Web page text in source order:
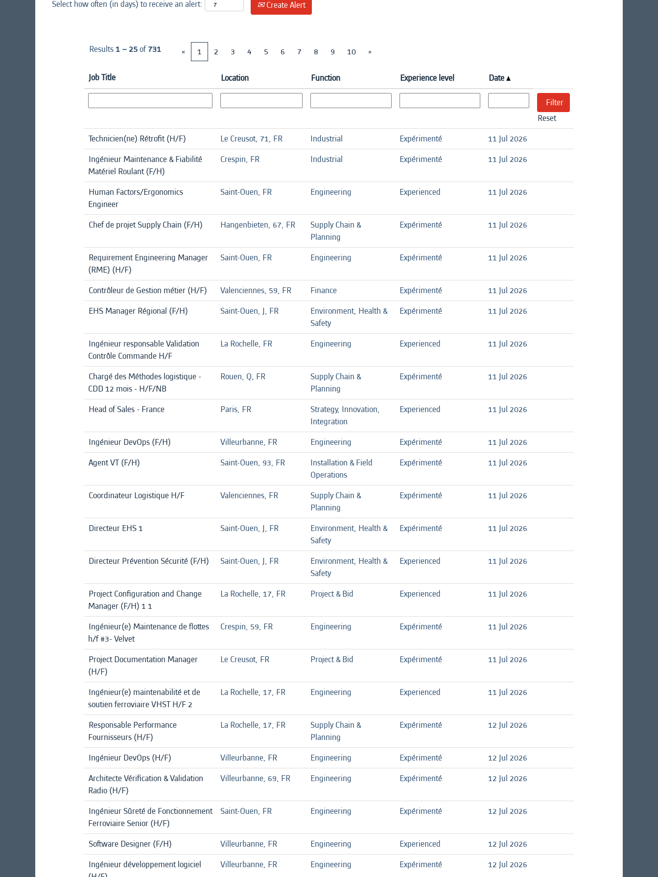
Select how often (in days) to receive an alert: Create Alert
Results1 – 25of731 « 1 2 3 4 5 6 7 8 9 10 »
Job Title Location Function Experience level Date
Reset
Technicien(ne) Rétrofit (H/F)
Le Creusot, 71, FR Industrial Expérimenté
11 Jul 2026
Ingénieur Maintenance & Fiabilité
Matériel Roulant (F/H)
Crespin, FR Industrial Expérimenté 11 Jul 2026
Human Factors/Ergonomics
Engineer
Saint-Ouen, FR Engineering Experienced 11 Jul 2026
Chef de projet Supply Chain (F/H) Hangenbieten, 67, FR
Supply Chain &
Planning
Expérimenté 11 Jul 2026
Requirement Engineering Manager
(RME) (H/F)
Saint-Ouen, FR Engineering Expérimenté 11 Jul 2026
Contrôleur de Gestion métier (H/F) Valenciennes, 59, FR Finance Expérimenté
11 Jul 2026
EHS Manager Régional (F/H)
Saint-Ouen, J, FR
Environment, Health &
Safety
Expérimenté 11 Jul 2026
Ingénieur responsable Validation
Contrôle Commande H/F
La Rochelle, FR Engineering Experienced 11 Jul 2026
Chargé des Méthodes logistique -
CDD 12 mois - H/F/NB
Rouen, Q, FR
Supply Chain &
Planning
Expérimenté 11 Jul 2026
Head of Sales - France Paris, FR
Strategy, Innovation,
Integration
Experienced 11 Jul 2026
Ingénieur DevOps (F/H) Villeurbanne, FR Engineering Expérimenté
11 Jul 2026
Agent VT (F/H)
Saint-Ouen, 93, FR
Installation & Field
Operations
Expérimenté 11 Jul 2026
Coordinateur Logistique H/F Valenciennes, FR
Supply Chain &
Planning
Expérimenté 11 Jul 2026
Directeur EHS 1 Saint-Ouen, J, FR
Environment, Health &
Safety
Expérimenté 11 Jul 2026
Directeur Prévention Sécurité (F/H) Saint-Ouen, J, FR
Environment, Health &
Safety
Experienced 11 Jul 2026
Project Configuration and Change
Manager (F/H) 1 1
La Rochelle, 17, FR Project & Bid Experienced 11 Jul 2026
Ingénieur(e) Maintenance de flottes
h/f #3- Velvet
Crespin, 59, FR Engineering Expérimenté 11 Jul 2026
Project Documentation Manager
(H/F)
Le Creusot, FR Project & Bid Expérimenté 11 Jul 2026
Ingénieur(e) maintenabilité et de
soutien ferroviaire VHST H/F 2
La Rochelle, 17, FR Engineering Experienced 11 Jul 2026
Responsable Performance
Fournisseurs (H/F)
La Rochelle, 17, FR
Supply Chain &
Planning
Expérimenté 12 Jul 2026
Ingénieur DevOps (H/F) Villeurbanne, FR Engineering Expérimenté
12 Jul 2026
Architecte Vérification & Validation
Radio (H/F)
Villeurbanne, 69, FR Engineering Expérimenté 12 Jul 2026
Ingénieur Sûreté de Fonctionnement
Ferroviaire Senior (H/F)
Saint-Ouen, FR Engineering Expérimenté 12 Jul 2026
Software Designer (F/H) Villeurbanne, FR Engineering Experienced
12 Jul 2026
Ingénieur développement logiciel
Villeurbanne, FR Engineering Expérimenté 12 Jul 2026